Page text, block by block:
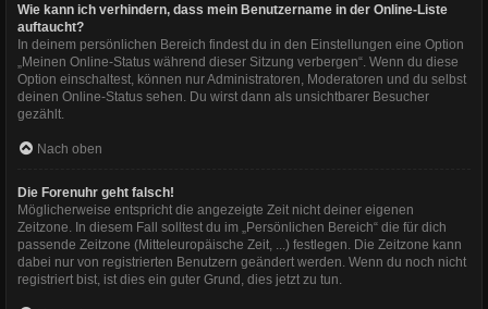
Wie kann ich verhindern, dass mein Benutzername in der Online-Liste
auftaucht?
In deinem persönlichen Bereich findest du in den Einstellungen eine Option
„Meinen Online-Status während dieser Sitzung verbergen“. Wenn du diese
Option einschaltest, können nur Administratoren, Moderatoren und du selbst
deinen Online-Status sehen. Du wirst dann als unsichtbarer Besucher
gezählt.
Nach oben
Die Forenuhr geht falsch!
Möglicherweise entspricht die angezeigte Zeit nicht deiner eigenen
Zeitzone. In diesem Fall solltest du im „Persönlichen Bereich“ die für dich
passende Zeitzone (Mitteleuropäische Zeit, ...) festlegen. Die Zeitzone kann
dabei nur von registrierten Benutzern geändert werden. Wenn du noch nicht
registriert bist, ist dies ein guter Grund, dies jetzt zu tun.